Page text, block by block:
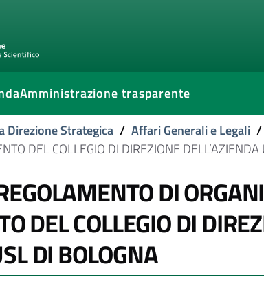
Amministrazione trasparente
Strategica / Affari Generali e Legali /
DEL COLLEGIO DI DIREZIONE
DI
DEL COLLEGIO DI
DI BOLOGNA